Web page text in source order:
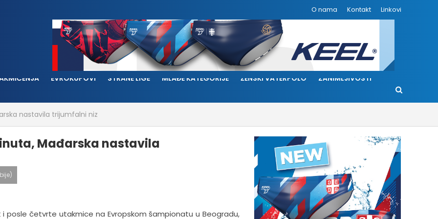
O nama Kontakt Linkovi
EVROKUPOVI STRANE LIGE MLAĐE KATEGORIJE ŽENSKI VATERPOLO ZANIMLJIVOSTI
nastavila trijumfalni niz
Mađarska nastavila
i posle četvrte utakmice na Evropskom šampionatu u Beogradu,